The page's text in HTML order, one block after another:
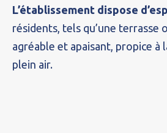
L’établissement dispose
résidents, tels qu’une
agréable et apaisant, propice
plein air.